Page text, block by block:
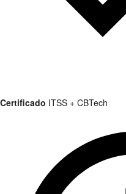
Certificado ITSS + CBTech